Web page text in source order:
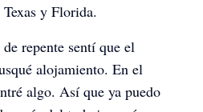
y Florida.
repente sentí que el
alojamiento. En el
algo. Así que ya puedo